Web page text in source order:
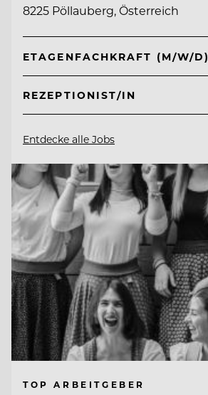
8225 Pöllauberg, Österreich
ETAGENFACHKRAFT (M/W/D)
REZEPTIONIST/IN
Entdecke alle Jobs
TOP ARBEITGEBER